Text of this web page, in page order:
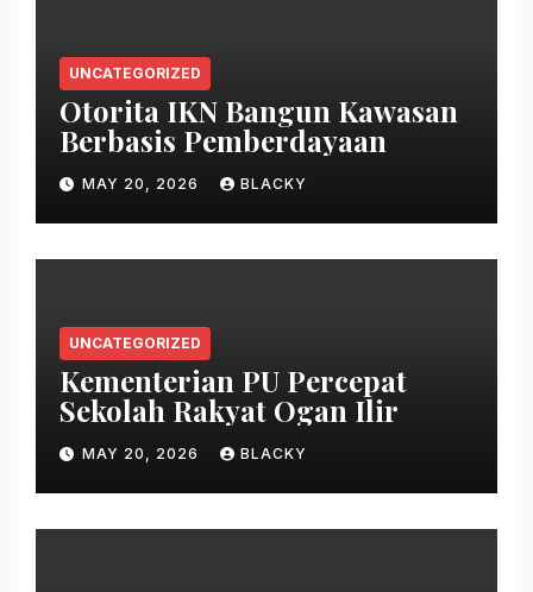
UNCATEGORIZED
Otorita IKN Bangun Kawasan
Berbasis Pemberdayaan
MAY 20, 2026 BLACKY
UNCATEGORIZED
Kementerian PU Percepat
Sekolah Rakyat Ogan Ilir
MAY 20, 2026 BLACKY